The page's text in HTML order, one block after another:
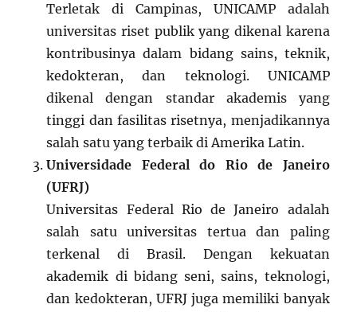
Terletak di Campinas, UNICAMP adalah
universitas riset publik yang dikenal karena
kontribusinya dalam bidang sains, teknik,
kedokteran, dan teknologi. UNICAMP
dikenal dengan standar akademis yang
tinggi dan fasilitas risetnya, menjadikannya
salah satu yang terbaik di Amerika Latin.
Universidade Federal do Rio de Janeiro
(UFRJ)
Universitas Federal Rio de Janeiro adalah
salah satu universitas tertua dan paling
terkenal di Brasil. Dengan kekuatan
akademik di bidang seni, sains, teknologi,
dan kedokteran, UFRJ juga memiliki banyak